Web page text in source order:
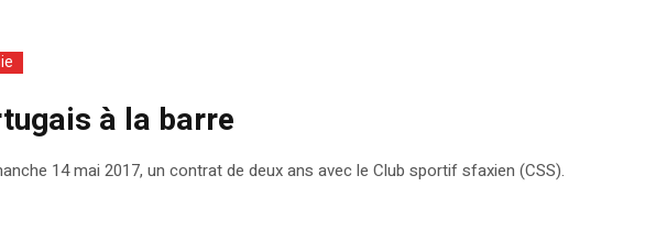
à la barre
14 mai 2017, un contrat de deux ans avec le Club sportif sfaxien (CSS).